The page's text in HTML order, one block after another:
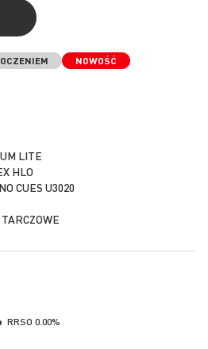
NOWOŚĆ
LITE
HLO
CUES U3020
RRSO 0.00%